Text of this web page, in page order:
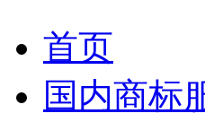
首页
国内商标